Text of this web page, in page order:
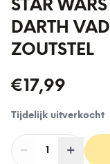
STAR
DARTH
ZOUTSTEL
€17,99
Tijdelijk uitverkocht
− Aantal
1 +